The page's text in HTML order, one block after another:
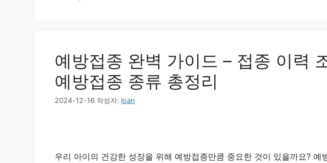
예방접종 완벽 가이드 – 접종 이력
예방접종 종류 총정리
2024-12-16 작성자: loan
우리 아이의 건강한 성장을 위해 예방접종만큼 중요한 것이 있을까요? 예